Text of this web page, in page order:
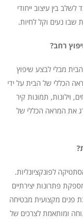
בין עיצוב ייחודי
שבו נעים וקל לחיות.
רחב?
מבלי לבצע שיפוץ
הכללי של הבית על ידי
וילונות, תמונות קיר
את המראה הכללי של
לפונקציונליות.
פתרונות יצירתיים
פנים מקצועית מבטיחה
ומותאמת לצרכים של